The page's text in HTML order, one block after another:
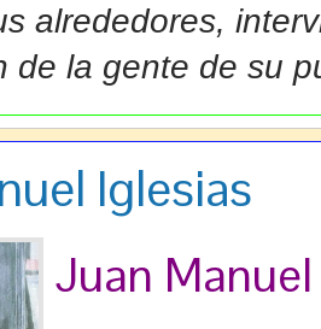
alrededores,
de la gente de su
Iglesias
Juan